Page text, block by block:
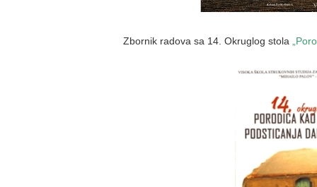
Zbornik radova sa 14. Okruglog stola